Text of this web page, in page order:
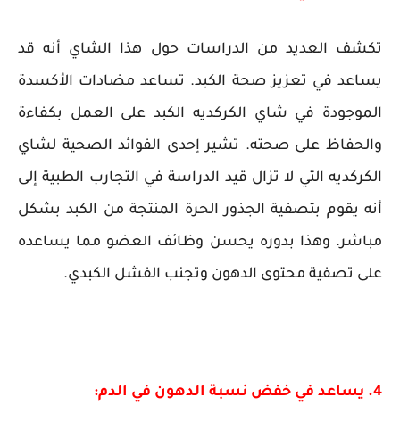
تكشف العديد من الدراسات حول هذا الشاي أنه قد
يساعد في تعزيز صحة الكبد. تساعد مضادات الأكسدة
الموجودة في شاي الكركديه الكبد على العمل بكفاءة
والحفاظ على صحته. تشير إحدى الفوائد الصحية لشاي
الكركديه التي لا تزال قيد الدراسة في التجارب الطبية إلى
أنه يقوم بتصفية الجذور الحرة المنتجة من الكبد بشكل
مباشر. وهذا بدوره يحسن وظائف العضو مما يساعده
على تصفية محتوى الدهون وتجنب الفشل الكبدي.
4. يساعد في خفض نسبة الدهون في الدم: